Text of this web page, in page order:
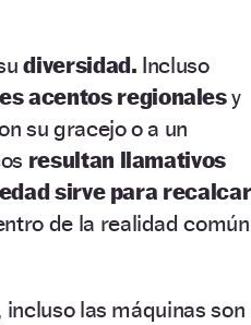
diversidad. Incluso
acentos regionalesy
su gracejo o a un
resultan llamativos
sirve para recalcar
de la realidad común
las máquinas son